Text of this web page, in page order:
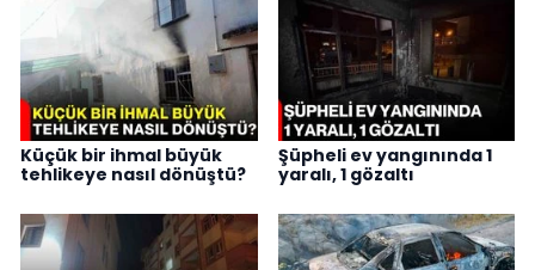
Küçük bir ihmal büyük
tehlikeye nasıl dönüştü?
Şüpheli ev yangınında 1
yaralı, 1 gözaltı